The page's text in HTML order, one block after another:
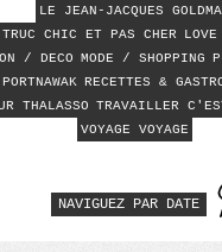
LE JEAN-JACQUES
CHIC ET PAS CHER
/ DECO MODE / SHOPPING
PORTNAWAK RECETTES &
THALASSO TRAVAILLER
VOYAGE VOYAGE
NAVIGUEZ PAR DATE